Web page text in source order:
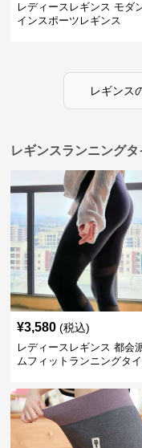
レディースレギンス モダ
インスポーツレギンス
レギンス
レギンスランニング
¥3,580 (税込)
レディースレギンス 都会
ムフィットランニングタ